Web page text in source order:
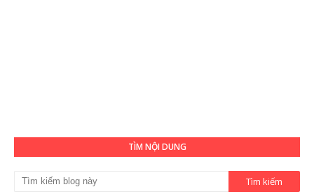
TÌM NỘI DUNG